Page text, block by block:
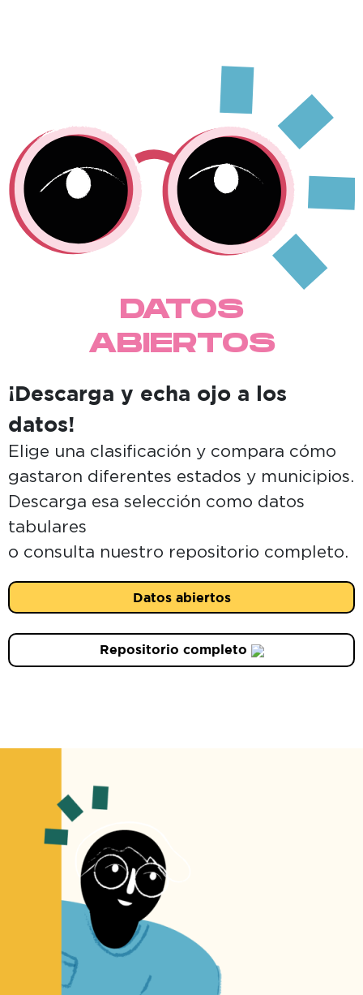
DATOS
ABIERTOS
¡Descarga y echa ojo a los
datos!
Elige una clasificación y compara cómo
gastaron diferentes estados y municipios.
Descarga esa selección como datos
tabulares
o consulta nuestro repositorio completo.
Datos abiertos
Repositorio completo